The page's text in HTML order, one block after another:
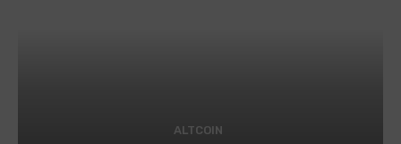
ALTCOIN